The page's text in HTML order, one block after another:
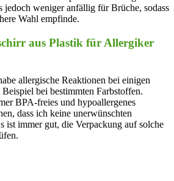
jedoch weniger anfällig für Brüche, sodass
Wahl empfinde.
aus Plastik für⁣ Allergiker
allergische‌ Reaktionen bei⁣ einigen
bei bestimmten Farbstoffen.
BPA-freies und hypoallergenes
dass ich keine unerwünschten
ist immer gut, die Verpackung auf solche